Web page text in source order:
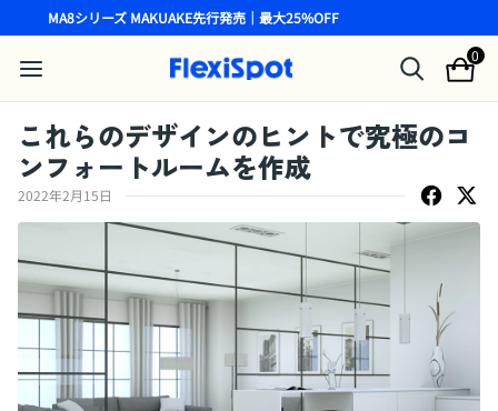
MA8シリーズ MAKUAKE先行発売｜最大25%OFF
0
これらのデザインのヒントで究極のコ
ンフォートルームを作成
2022年2月15日